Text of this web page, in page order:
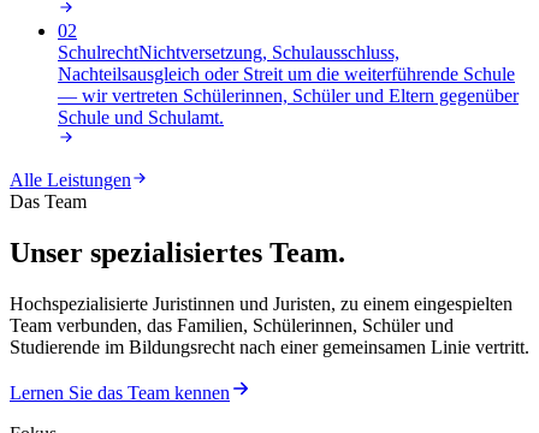
02
SchulrechtNichtversetzung, Schulausschluss,
Nachteilsausgleich oder Streit um die weiterführende Schule
— wir vertreten Schülerinnen, Schüler und Eltern gegenüber
Schule und Schulamt.
Alle Leistungen
Das Team
Unser spezialisiertes Team.
Hochspezialisierte Juristinnen und Juristen, zu einem eingespielten
Team verbunden, das Familien, Schülerinnen, Schüler und
Studierende im Bildungsrecht nach einer gemeinsamen Linie vertritt.
Lernen Sie das Team kennen